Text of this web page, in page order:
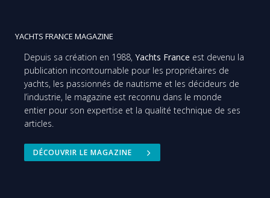
YACHTS FRANCE MAGAZINE
Depuis sa création en 1988, Yachts France est devenu la
publication incontournable pour les propriétaires de
yachts, les passionnés de nautisme et les décideurs de
l’industrie, le magazine est reconnu dans le monde
entier pour son expertise et la qualité technique de ses
articles.
DÉCOUVRIR LE MAGAZINE